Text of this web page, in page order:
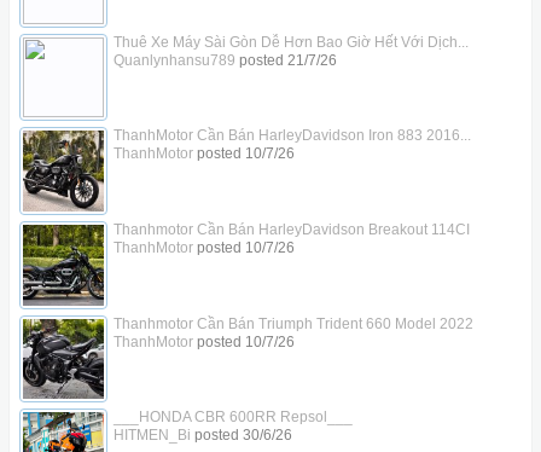
Thuê Xe Máy Sài Gòn Dễ Hơn Bao Giờ Hết Với Dịch...
Quanlynhansu789 posted 21/7/26
ThanhMotor Cần Bán HarleyDavidson Iron 883 2016...
ThanhMotorposted 10/7/26
Thanhmotor Cần Bán HarleyDavidson Breakout 114CI
ThanhMotorposted 10/7/26
Thanhmotor Cần Bán Triumph Trident 660 Model 2022
ThanhMotorposted 10/7/26
___HONDA CBR 600RR Repsol___
HITMEN_Bi posted 30/6/26